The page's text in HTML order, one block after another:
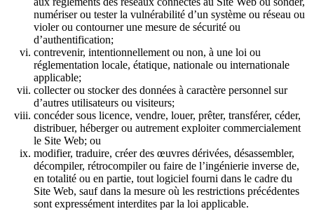
numériser ou tester la vulnérabilité d’un système ou réseau ou
violer ou contourner une mesure de sécurité ou
d’authentification;
contrevenir, intentionnellement ou non, à une loi ou
réglementation locale, étatique, nationale ou internationale
applicable;
collecter ou stocker des données à caractère personnel sur
d’autres utilisateurs ou visiteurs;
concéder sous licence, vendre, louer, prêter, transférer, céder,
distribuer, héberger ou autrement exploiter commercialement
le Site Web; ou
modifier, traduire, créer des œuvres dérivées, désassembler,
décompiler, rétrocompiler ou faire de l’ingénierie inverse de,
en totalité ou en partie, tout logiciel fourni dans le cadre du
Site Web, sauf dans la mesure où les restrictions précédentes
sont expressément interdites par la loi applicable.